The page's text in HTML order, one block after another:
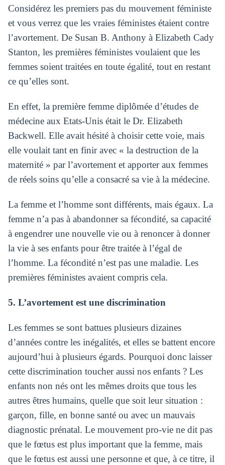
Considérez les premiers pas du mouvement féministe
et vous verrez que les vraies féministes étaient contre
l’avortement. De Susan B. Anthony à Elizabeth Cady
Stanton, les premières féministes voulaient que les
femmes soient traitées en toute égalité, tout en restant
ce qu’elles sont.
En effet, la première femme diplômée d’études de
médecine aux Etats-Unis était le Dr. Elizabeth
Backwell. Elle avait hésité à choisir cette voie, mais
elle voulait tant en finir avec « la destruction de la
maternité » par l’avortement et apporter aux femmes
de réels soins qu’elle a consacré sa vie à la médecine.
La femme et l’homme sont différents, mais égaux. La
femme n’a pas à abandonner sa fécondité, sa capacité
à engendrer une nouvelle vie ou à renoncer à donner
la vie à ses enfants pour être traitée à l’égal de
l’homme. La fécondité n’est pas une maladie. Les
premières féministes avaient compris cela.
5. L’avortement est une discrimination
Les femmes se sont battues plusieurs dizaines
d’années contre les inégalités, et elles se battent encore
aujourd’hui à plusieurs égards. Pourquoi donc laisser
cette discrimination toucher aussi nos enfants ? Les
enfants non nés ont les mêmes droits que tous les
autres êtres humains, quelle que soit leur situation :
garçon, fille, en bonne santé ou avec un mauvais
diagnostic prénatal. Le mouvement pro-vie ne dit pas
que le fœtus est plus important que la femme, mais
que le fœtus est aussi une personne et que, à ce titre, il